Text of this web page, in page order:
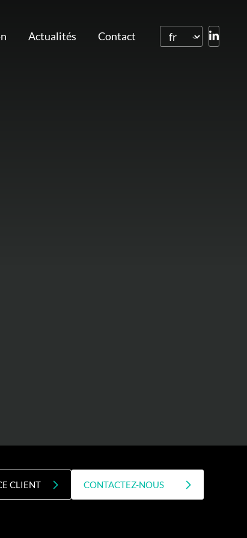
Actualités Contact
CLIENT CONTACTEZ-NOUS